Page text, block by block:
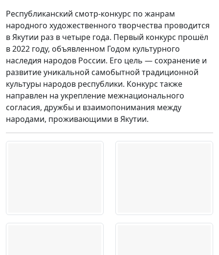
Республиканский смотр-конкурс по жанрам
народного художественного творчества проводится
в Якутии раз в четыре года. Первый конкурс прошёл
в 2022 году, объявленном Годом культурного
наследия народов России. Его цель — сохранение и
развитие уникальной самобытной традиционной
культуры народов республики. Конкурс также
направлен на укрепление межнационального
согласия, дружбы и взаимопонимания между
народами, проживающими в Якутии.